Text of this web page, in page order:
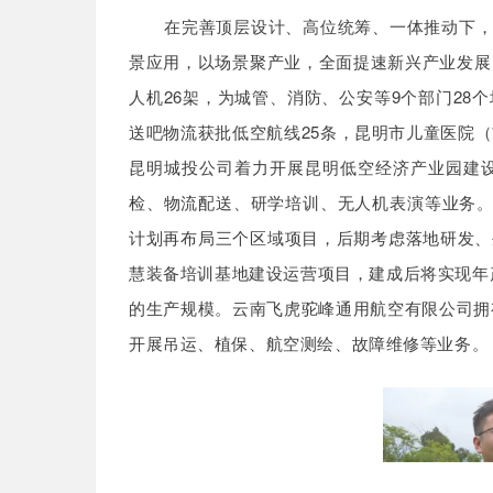
在完善顶层设计、高位统筹、一体推动下
景应用，以场景聚产业，全面提速新兴产业发
人机26架，为城管、消防、公安等9个部门28
送吧物流获批低空航线25条，昆明市儿童医院
昆明城投公司着力开展昆明低空经济产业园
检、物流配送、研学培训、无人机表演等业务
计划再布局三个区域项目，后期考虑落地研发
慧装备培训基地建设运营项目，建成后将实现
的生产规模。云南飞虎驼峰通用航空有限公司
开展吊运、植保、航空测绘、故障维修等业务。